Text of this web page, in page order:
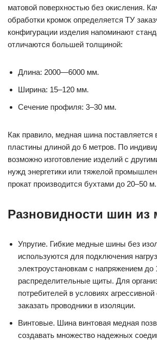
матовой поверхностью без окисления.
обработки кромок определяется ТУ
конфигурации изделия напоминают
отличаются большей толщиной:
Длина: 2000—6000 мм.
Ширина: 15–120 мм.
Сечение профиля: 3–30 мм.
Как правило, медная шина поставляется
пластины длиной до 6 метров. По
возможно изготовление изделий с
нужд энергетики или тяжелой
прокат производится бухтами до 20–50 м.
Разновидности шин из
Упругие. Гибкие медные шины без
используются для подключения
электроустановкам с напряжением до
распределительные щиты. Для
потребителей в условиях
заказать проводники в изоляции.
Винтовые. Шина винтовая медная
создавать множество надежных